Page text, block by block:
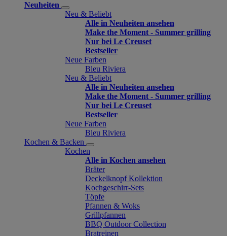
Neuheiten
Neu & Beliebt
Alle in Neuheiten ansehen
Make the Moment - Summer grilling
Nur bei Le Creuset
Bestseller
Neue Farben
Bleu Riviera
Neu & Beliebt
Alle in Neuheiten ansehen
Make the Moment - Summer grilling
Nur bei Le Creuset
Bestseller
Neue Farben
Bleu Riviera
Kochen & Backen
Kochen
Alle in Kochen ansehen
Bräter
Deckelknopf Kollektion
Kochgeschirr-Sets
Töpfe
Pfannen & Woks
Grillpfannen
BBQ Outdoor Collection
Bratreinen